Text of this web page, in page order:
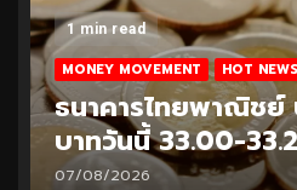
1 min read
MONEY MOVEMENT HOT NEWS
ธนาคารไทยพาณิชย์
บาทวันนี้ 32.95-
06/08/2026